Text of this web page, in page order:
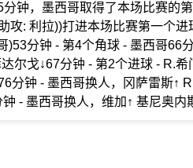
分钟，墨西哥取得了本场比赛的
攻: 利拉))打进本场比赛第一个
)53分钟 - 第4个角球 - 墨西哥66
尔戈↓67分钟 - 第2个进球 - R.
分钟 - 墨西哥换人，冈萨雷斯↑
钟 - 墨西哥换人，维加↑ 基尼奥